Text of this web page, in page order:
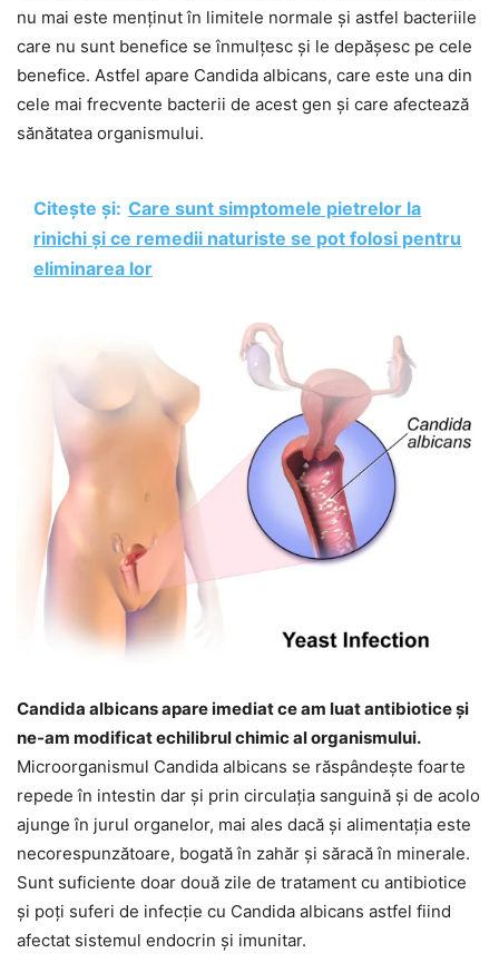
nu mai este menținut în limitele normale și astfel bacteriile
care nu sunt benefice se înmulțesc și le depășesc pe cele
benefice. Astfel apare Candida albicans, care este una din
cele mai frecvente bacterii de acest gen și care afectează
sănătatea organismului.
Citește și: Care sunt simptomele pietrelor la
rinichi și ce remedii naturiste se pot folosi pentru
eliminarea lor
Candida albicans apare imediat ce am luat antibiotice și
ne-am modificat echilibrul chimic al organismului.
Microorganismul Candida albicans se răspândește foarte
repede în intestin dar și prin circulația sanguină și de acolo
ajunge în jurul organelor, mai ales dacă și alimentația este
necorespunzătoare, bogată în zahăr și săracă în minerale.
Sunt suficiente doar două zile de tratament cu antibiotice
și poți suferi de infecție cu Candida albicans astfel fiind
afectat sistemul endocrin și imunitar.